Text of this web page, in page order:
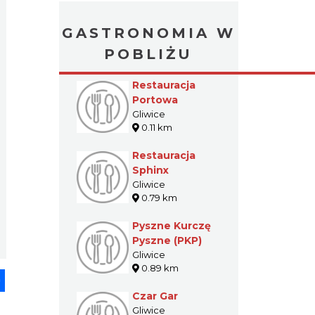
GASTRONOMIA W
POBLIŻU
Restauracja
Portowa
Gliwice
0.11 km
Restauracja
Sphinx
Gliwice
0.79 km
Pyszne Kurczę
Pyszne (PKP)
Gliwice
0.89 km
Czar Gar
Gliwice